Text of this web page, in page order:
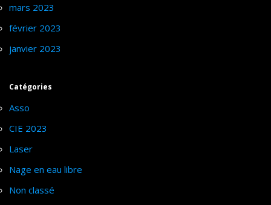
mars 2023
février 2023
janvier 2023
Catégories
Asso
CIE 2023
Laser
Nage en eau libre
Non classé